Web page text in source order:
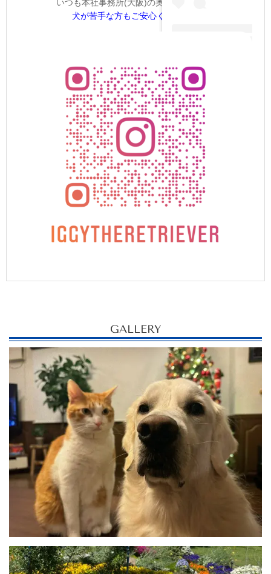
＊(@iggytheretriever)
いつも本社事務所(大阪)の奥にいるので、
犬が苦手な方もご安心ください。
GALLERY